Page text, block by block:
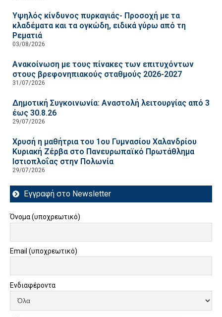
Υψηλός κίνδυνος πυρκαγιάς- Προσοχή με τα
κλαδέματα και τα ογκώδη, ειδικά γύρω από τη
Ρεματιά
03/08/2026
Ανακοίνωση με τους πίνακες των επιτυχόντων
στους βρεφονηπιακούς σταθμούς 2026-2027
31/07/2026
Δημοτική Συγκοινωνία: Αναστολή λειτουργίας από 3
έως 30.8.26
29/07/2026
Χρυσή η μαθήτρια του 1ου Γυμνασίου Χαλανδρίου
Κυριακή Ζέρβα στο Πανευρωπαϊκό Πρωτάθλημα
Ιστιοπλοΐας στην Πολωνία
29/07/2026
Εγγραφή στο Newsletter
Όνομα (υποχρεωτικό)
Email (υποχρεωτικό)
Ενδιαφέροντα